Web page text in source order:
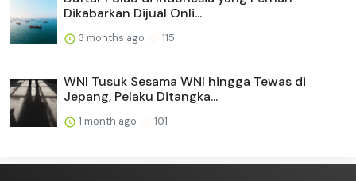
Dikabarkan Dijual Onli...
3 months ago 115
WNI Tusuk Sesama WNI hingga Tewas di
Jepang, Pelaku Ditangka...
1 month ago 101